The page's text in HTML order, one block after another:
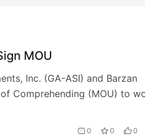
MOU
Inc. (GA-ASI) and Barzan
Comprehending (MOU) to
0 0 0